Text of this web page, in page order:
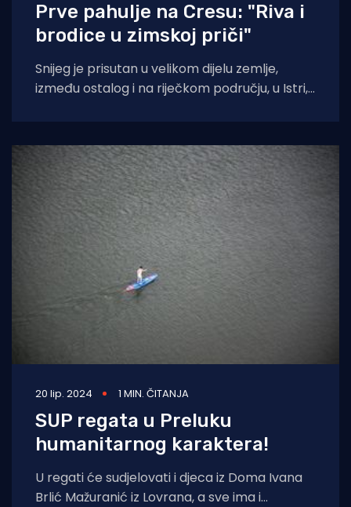
Prve pahulje na Cresu: "Riva i
brodice u zimskoj priči"
Snijeg je prisutan u velikom dijelu zemlje,
između ostalog i na riječkom području, u Istri,
20 lip. 2024 1 MIN. ČITANJA
SUP regata u Preluku
humanitarnog karaktera!
U regati će sudjelovati i djeca iz Doma Ivana
Brlić Mažuranić iz Lovrana, a sve ima i